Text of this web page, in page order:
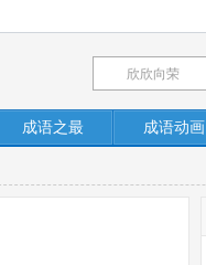
成语之最 成语动画